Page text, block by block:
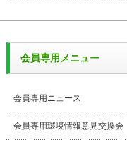
会員専用メニュー
会員専用ニュース
会員専用環境情報意見交換会